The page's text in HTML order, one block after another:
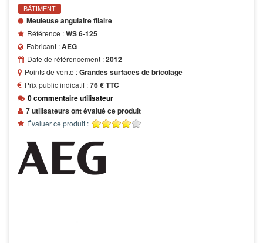
BÂTIMENT
Meuleuse angulaire filaire
Référence :WS 6-125
Fabricant :AEG
Date de référencement :2012
Points de vente :Grandes surfaces de bricolage
Prix public indicatif :76 € TTC
0 commentaire utilisateur
7 utilisateurs ont évalué ce produit
Évaluer ce produit :